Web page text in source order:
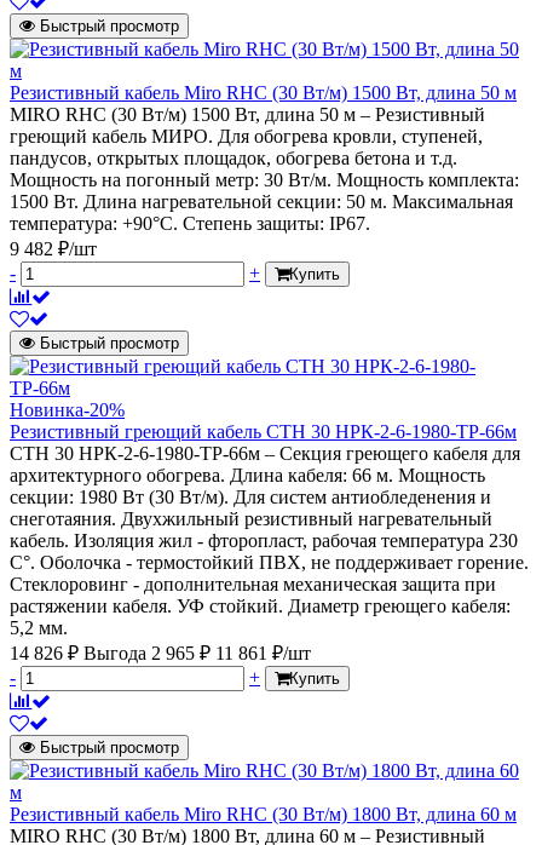
Быстрый просмотр
Резистивный кабель Miro RHC (30 Вт/м) 1500 Вт, длина 50 м
MIRO RHC (30 Вт/м) 1500 Вт, длина 50 м – Резистивный
греющий кабель МИРО. Для обогрева кровли, ступеней,
пандусов, открытых площадок, обогрева бетона и т.д.
Мощность на погонный метр: 30 Вт/м. Мощность комплекта:
1500 Вт. Длина нагревательной секции: 50 м. Максимальная
температура: +90°С. Степень защиты: IP67.
9 482 ₽/шт
-
+ Купить
Быстрый просмотр
Новинка-20%
Резистивный греющий кабель СТН 30 НРК-2-6-1980-ТР-66м
СТН 30 НРК-2-6-1980-ТР-66м – Секция греющего кабеля для
архитектурного обогрева. Длина кабеля: 66 м. Мощность
секции: 1980 Вт (30 Вт/м). Для систем антиобледенения и
снеготаяния. Двухжильный резистивный нагревательный
кабель. Изоляция жил - фторопласт, рабочая температура 230
С°. Оболочка - термостойкий ПВХ, не поддерживает горение.
Стеклоровинг - дополнительная механическая защита при
растяжении кабеля. УФ стойкий. Диаметр греющего кабеля:
5,2 мм.
14 826 ₽ Выгода 2 965 ₽ 11 861 ₽/шт
-
+ Купить
Быстрый просмотр
Резистивный кабель Miro RHC (30 Вт/м) 1800 Вт, длина 60 м
MIRO RHC (30 Вт/м) 1800 Вт, длина 60 м – Резистивный